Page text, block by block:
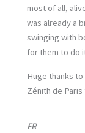
most of all,
was already a
swinging with
for them to do
Huge thanks
Zénith de
FR